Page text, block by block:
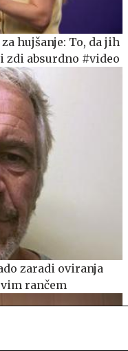
hujšanje: To, da jih
zdi absurdno #video
zaradi oviranja
rančem